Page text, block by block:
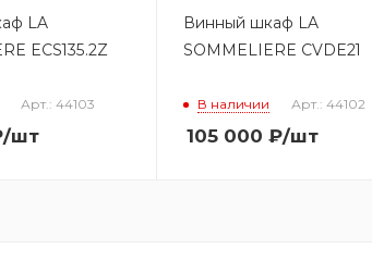
LA
ECS135.2Z
Арт.: 44103
/шт
Винный шкаф LA
SOMMELIERE CVDE21
В наличии Арт.: 44102
105 000 ₽/шт